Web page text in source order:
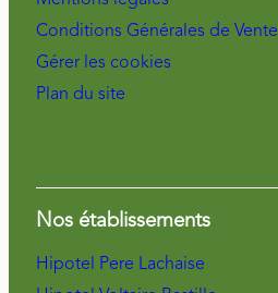
Conditions Générales de Vente
Gérer les cookies
Plan du site
Nos établissements
Hipotel Pere Lachaise